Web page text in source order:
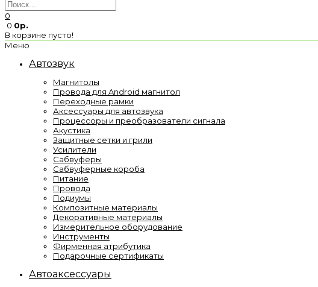
0
0 0р.
В корзине пусто!
Меню
Автозвук
Магнитолы
Провода для Android магнитол
Переходные рамки
Аксессуары для автозвука
Процессоры и преобразователи сигнала
Акустика
Защитные сетки и грили
Усилители
Сабвуферы
Сабвуферные короба
Питание
Провода
Подиумы
Композитные материалы
Декоративные материалы
Измерительное оборудование
Инструменты
Фирменная атрибутика
Подарочные сертификаты
Автоаксессуары